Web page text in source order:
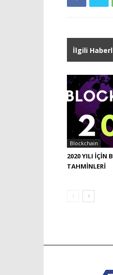
İlgili
Blockchain
2020 YILI IÇIN
TAHMINLERI